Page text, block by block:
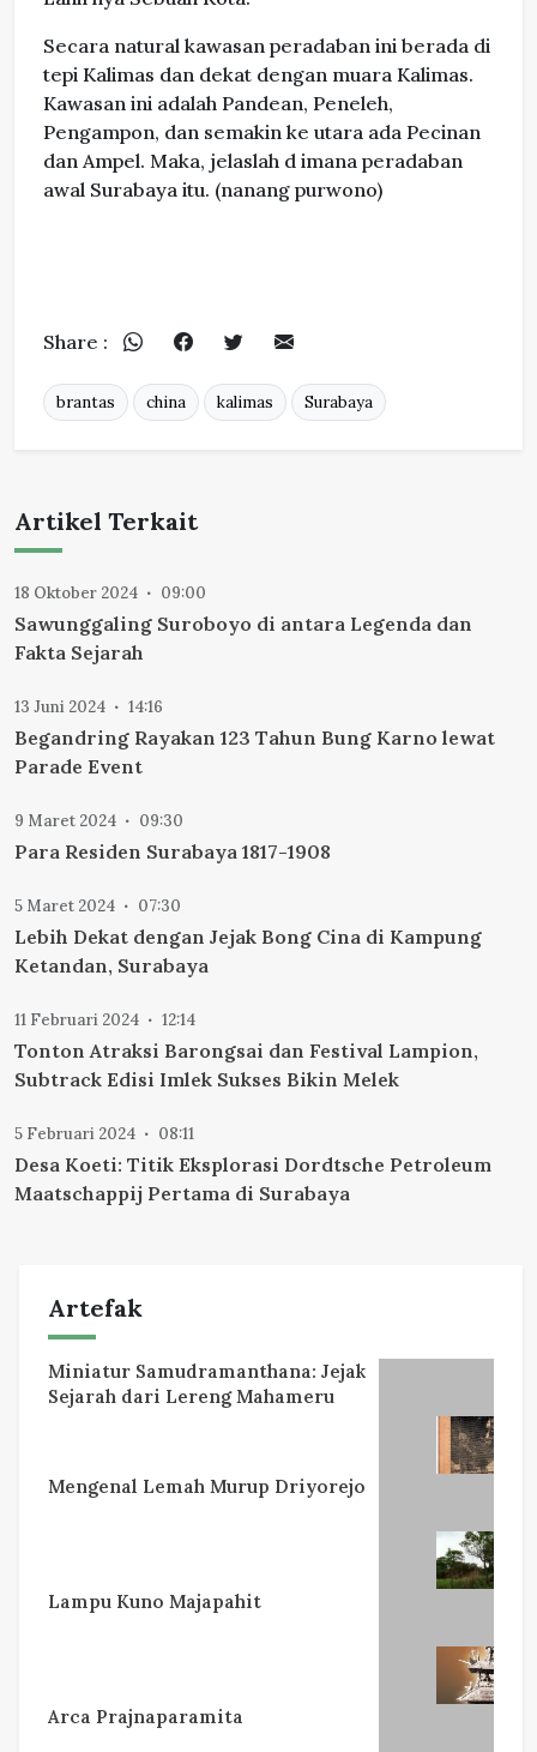
Secara natural kawasan peradaban ini berada di
tepi Kalimas dan dekat dengan muara Kalimas.
Kawasan ini adalah Pandean, Peneleh,
Pengampon, dan semakin ke utara ada Pecinan
dan Ampel. Maka, jelaslah d imana peradaban
awal Surabaya itu. (nanang purwono)
Share :
brantas china kalimas Surabaya
Artikel Terkait
18 Oktober 2024 09:00
Sawunggaling Suroboyo di antara Legenda dan
Fakta Sejarah
13 Juni 2024 14:16
Begandring Rayakan 123 Tahun Bung Karno lewat
Parade Event
9 Maret 2024 09:30
Para Residen Surabaya 1817-1908
5 Maret 2024 07:30
Lebih Dekat dengan Jejak Bong Cina di Kampung
Ketandan, Surabaya
11 Februari 2024 12:14
Tonton Atraksi Barongsai dan Festival Lampion,
Subtrack Edisi Imlek Sukses Bikin Melek
5 Februari 2024 08:11
Desa Koeti: Titik Eksplorasi Dordtsche Petroleum
Maatschappij Pertama di Surabaya
Artefak
Miniatur Samudramanthana: Jejak
Sejarah dari Lereng Mahameru
Mengenal Lemah Murup Driyorejo
Lampu Kuno Majapahit
Arca Prajnaparamita